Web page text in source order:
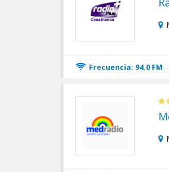
Frecuencia: 94.0 FM